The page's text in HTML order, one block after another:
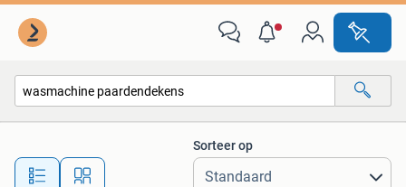
Alle afstanden…
Sorteer op